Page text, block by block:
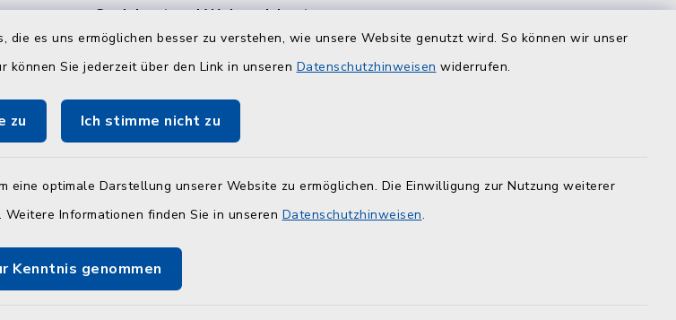
es uns ermöglichen besser zu verstehen, wie unsere Website genutzt wird. So können wir unser
Sie jederzeit über den Link in unseren Datenschutzhinweisen widerrufen.
zu Ich stimme nicht zu
optimale Darstellung unserer Website zu ermöglichen. Die Einwilligung zur Nutzung weiterer
Informationen finden Sie in unseren Datenschutzhinweisen.
Kenntnis genommen
Sozialamt und Wohngeldamt nur
nach telefonischer Vereinbarung
unter 04384 5979-11 oder -12
ZuFiSH